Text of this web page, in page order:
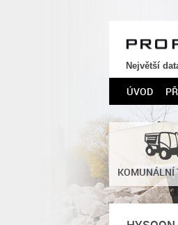
Největší
ÚVOD
KOMUNÁLNÍ